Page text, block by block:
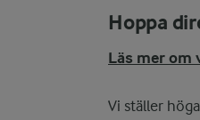
Hoppa
Läs mer om
Vi ställer